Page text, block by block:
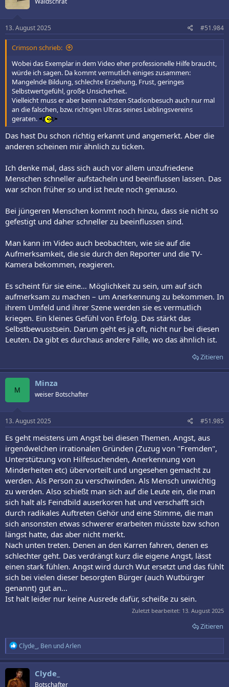
i
o
e
n
:
13. August 2025 #51.984
Crimson schrieb:
Wobei das Exemplar in dem Video eher professionelle Hilfe braucht,
würde ich sagen. Da kommt vermutlich einiges zusammen:
Mangelnde Bildung, schlechte Erziehung, Frust, geringes
Selbstwertgefühl, große Unsicherheit.
Vielleicht muss er aber beim nächsten Stadionbesuch auch nur mal
an die falschen, bzw. richtigen Ultras seines Lieblingsvereins
geraten.
Das hast Du schon richtig erkannt und angemerkt. Aber die
anderen scheinen mir ähnlich zu ticken.
Ich denke mal, dass sich auch vor allem unzufriedene
Menschen schneller aufstacheln und beeinflussen lassen. Das
war schon früher so und ist heute noch genauso.
Bei jüngeren Menschen kommt noch hinzu, dass sie nicht so
gefestigt und daher schneller zu beeinflussen sind.
Man kann im Video auch beobachten, wie sie auf die
Aufmerksamkeit, die sie durch den Reporter und die TV-
Kamera bekommen, reagieren.
Es scheint für sie eine… Möglichkeit zu sein, um auf sich
aufmerksam zu machen – um Anerkennung zu bekommen. In
ihrem Umfeld und ihrer Szene werden sie es vermutlich
kriegen. Ein kleines Gefühl von Erfolg. Das stärkt das
Selbstbewusstsein. Darum geht es ja oft, nicht nur bei diesen
Leuten. Da gibt es durchaus andere Fälle, wo das ähnlich ist.
Zitieren
M
Minza
weiser Botschafter
13. August 2025 #51.985
Es geht meistens um Angst bei diesen Themen. Angst, aus
irgendwelchen irrationalen Gründen (Zuzug von "Fremden",
Unterstützung von Hilfesuchenden, Anerkennung von
Minderheiten etc) übervorteilt und ungesehen gemacht zu
werden. Als Person zu verschwinden. Als Mensch unwichtig
zu werden. Also schießt man sich auf die Leute ein, die man
sich halt als Feindbild auserkoren hat und verschafft sich
durch radikales Auftreten Gehör und eine Stimme, die man
sich ansonsten etwas schwerer erarbeiten müsste bzw schon
längst hatte, das aber nicht merkt.
Nach unten treten. Denen an den Karren fahren, denen es
schlechter geht. Das verdrängt kurz die eigene Angst, lässt
einen stark fühlen. Angst wird durch Wut ersetzt und das fühlt
sich bei vielen dieser besorgten Bürger (auch Wutbürger
genannt) gut an...
Ist halt leider nur keine Ausrede dafür, scheiße zu sein.
Zuletzt bearbeitet: 13. August 2025
Zitieren
R
e
a
k
t
Clyde_ , Ben undArlen
Clyde_
Botschafter